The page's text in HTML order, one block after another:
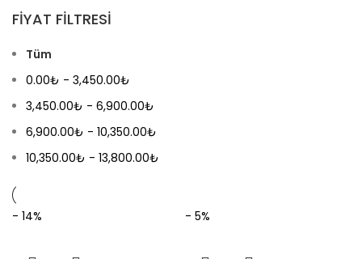
FIYAT FILTRESI
Tüm
0.00₺ - 3,450.00₺
3,450.00₺ - 6,900.00₺
6,900.00₺ - 10,350.00₺
10,350.00₺ - 13,800.00₺
- 14% - 5%